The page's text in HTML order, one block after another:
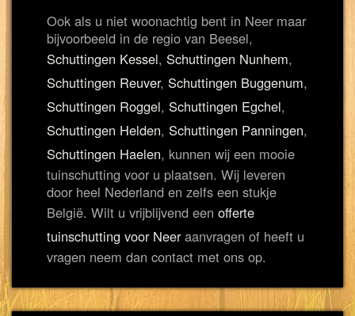
Ook als u niet woonachtig bent in Neer maar
bijvoorbeeld in de regio van Beesel,
Schuttingen Kessel, Schuttingen Nunhem,
Schuttingen Reuver, Schuttingen Buggenum,
Schuttingen Roggel, Schuttingen Egchel,
Schuttingen Helden, Schuttingen Panningen,
Schuttingen Haelen, kunnen wij een mooie
tuinschutting voor u plaatsen. Wij leveren
door heel Nederland en zelfs een stukje
België. Wilt u vrijblijvend een offerte
tuinschutting voor Neeraanvragen of heeft u
vragen neem dan contact met ons op.